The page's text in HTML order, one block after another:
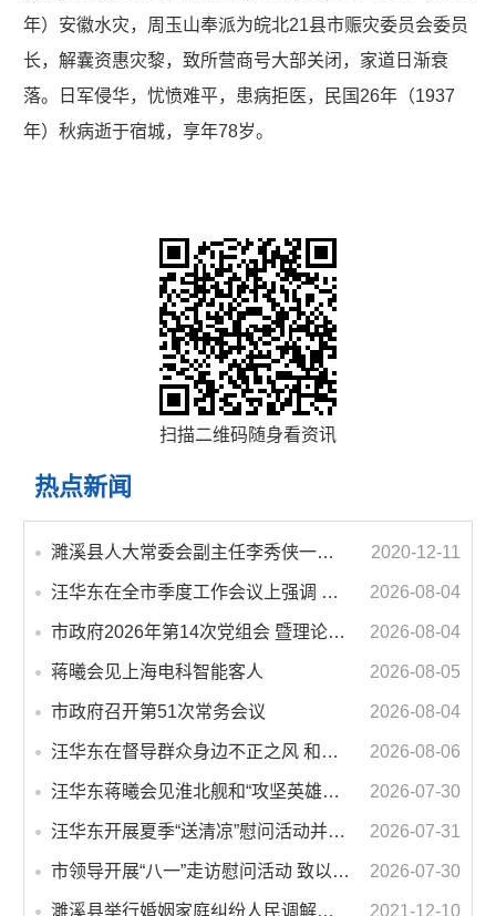
年）安徽水灾，周玉山奉派为皖北21县市赈灾委员会委员
长，解囊资惠灾黎，致所营商号大部关闭，家道日渐衰
落。日军侵华，忧愤难平，患病拒医，民国26年（1937
年）秋病逝于宿城，享年78岁。
扫描二维码随身看资讯
热点新闻
濉溪县人大常委会副主任李秀侠一行调研城乡客运一体化和治超工作 2020-12-11
汪华东在全市季度工作会议上强调 锚定打好“三仗”任务和年度预期目标不动摇 在全市上下掀起比学赶超争先进位的攻坚热潮 2026-08-04
市政府2026年第14次党组会 暨理论学习中心组学习会议召开 蒋曦主持会议并讲话 2026-08-04
蒋曦会见上海电科智能客人 2026-08-05
市政府召开第51次常务会议 2026-08-04
汪华东在督导群众身边不正之风 和腐败问题集中整治工作时强调 以更高标准更实举措纵深推进集中整治 不断增强人民群众获得感幸福感安全感 2026-08-06
汪华东蒋曦会见淮北舰和“攻坚英雄连”官兵代表 2026-07-30
汪华东开展夏季“送清凉”慰问活动并调研专门教育工作 落实落细防暑降温措施 用心用情关爱一线职工 2026-07-31
市领导开展“八一”走访慰问活动 致以节日问候 畅叙鱼水深情 2026-07-30
濉溪县举行婚姻家庭纠纷人民调解委员会暨调解志愿者服务团成立仪式 2021-12-10